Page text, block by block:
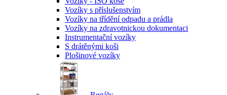
Vozíky s příslušenstvím
Vozíky na třídění odpadu a prádla
Vozíky na zdravotnickou dokumentaci
Instrumentační vozíky
S drátěnými koši
Plošinové vozíky